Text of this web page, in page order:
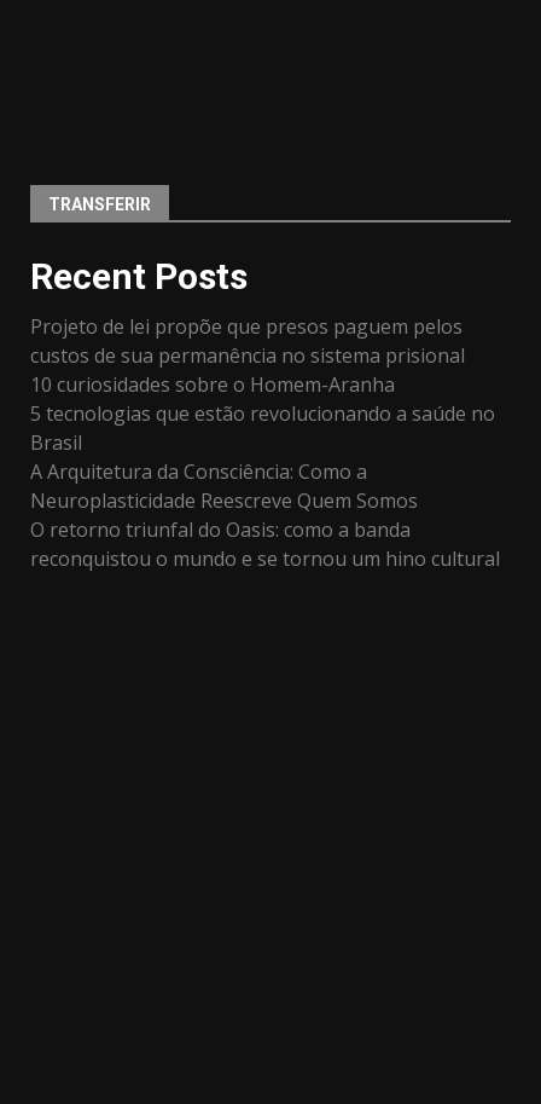
TRANSFERIR
Recent Posts
Projeto de lei propõe que presos paguem pelos
custos de sua permanência no sistema prisional
10 curiosidades sobre o Homem-Aranha
5 tecnologias que estão revolucionando a saúde no
Brasil
A Arquitetura da Consciência: Como a
Neuroplasticidade Reescreve Quem Somos
O retorno triunfal do Oasis: como a banda
reconquistou o mundo e se tornou um hino cultural